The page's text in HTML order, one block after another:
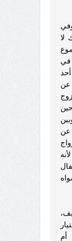
لا
في
عن
عن
أم